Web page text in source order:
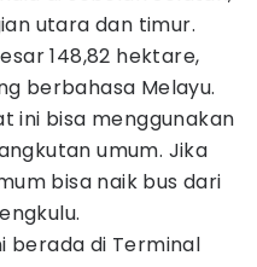
utara dan timur.
148,82 hektare,
berbahasa Melayu.
ini bisa menggunakan
umum. Jika
bisa naik bus dari
berada di Terminal